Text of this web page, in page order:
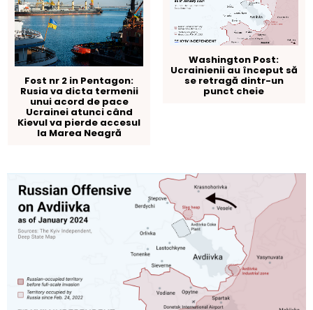
Fost nr 2 in Pentagon:
Rusia va dicta termenii
unui acord de pace
Ucrainei atunci când
Kievul va pierde accesul
la Marea Neagră
Washington Post:
Ucrainienii au început să
se retragă dintr-un
punct cheie